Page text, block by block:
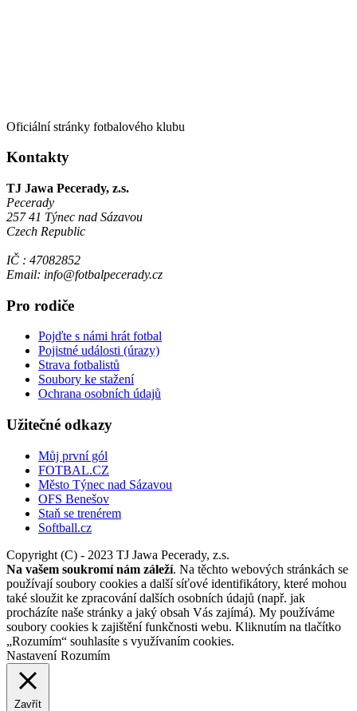
Oficiální stránky fotbalového klubu
Kontakty
TJ Jawa Pecerady, z.s.
Pecerady
257 41 Týnec nad Sázavou
Czech Republic
IČ : 47082852
Email: info@fotbalpecerady.cz
Pro rodiče
Pojďte s námi hrát fotbal
Pojistné události (úrazy)
Strava fotbalistů
Soubory ke stažení
Ochrana osobních údajů
Užitečné odkazy
Můj první gól
FOTBAL.CZ
Město Týnec nad Sázavou
OFS Benešov
Staň se trenérem
Softball.cz
Copyright (C) - 2023 TJ Jawa Pecerady, z.s.
Na vašem soukromí nám záleží. Na těchto webových stránkách se
používají soubory cookies a další síťové identifikátory, které mohou
také sloužit ke zpracování dalších osobních údajů (např. jak
procházíte naše stránky a jaký obsah Vás zajímá). My používáme
soubory cookies k zajištění funkčnosti webu. Kliknutím na tlačítko
„Rozumím“ souhlasíte s využívaním cookies.
Nastavení Rozumím
Zavřít